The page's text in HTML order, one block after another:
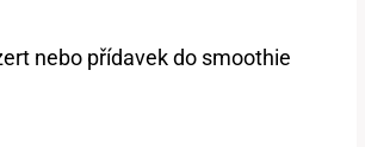
nebo přídavek do smoothie